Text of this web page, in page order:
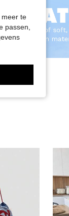
meer te
passen,